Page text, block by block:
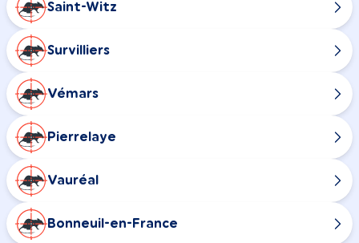
Saint-Witz
Survilliers
Vémars
Pierrelaye
Vauréal
Bonneuil-en-France